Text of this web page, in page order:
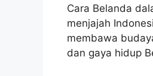
Cara Belanda
menjajah
membawa
dan gaya hidup